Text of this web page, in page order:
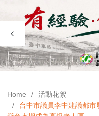
Home
活動花絮
台中市議員李中建議都